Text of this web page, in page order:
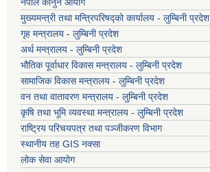
मुख्यमन्त्री तथा मन्त्रिपरिषद्को कार्यालय - लुम्बिनी प्रदेश
गृह मन्त्रालय - लुम्बिनी प्रदेश
अर्थ मन्त्रालय - लुम्बिनी प्रदेश
भौतिक पूर्वाधार विकास मन्त्रालय - लुम्बिनी प्रदेश
सामाजिक विकास मन्त्रालय - लुम्बिनी प्रदेश
वन तथा वातावरण मन्त्रालय - लुम्बिनी प्रदेश
कृषि तथा भूमि व्यवस्था मन्त्रालय - लुम्बिनी प्रदेश
राष्ट्रिय परिचयपत्र तथा पञ्जीकरण विभाग
स्थानीय तह GIS नक्सा
लोक सेवा आयोग